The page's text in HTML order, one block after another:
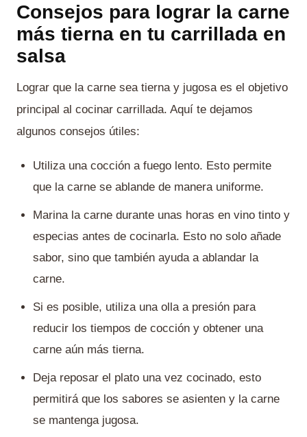
Consejos para lograr la carne
más tierna en tu carrillada en
salsa
Lograr que la carne sea tierna y jugosa es el objetivo
principal al cocinar carrillada. Aquí te dejamos
algunos consejos útiles:
Utiliza una cocción a fuego lento. Esto permite
que la carne se ablande de manera uniforme.
Marina la carne durante unas horas en vino tinto y
especias antes de cocinarla. Esto no solo añade
sabor, sino que también ayuda a ablandar la
carne.
Si es posible, utiliza una olla a presión para
reducir los tiempos de cocción y obtener una
carne aún más tierna.
Deja reposar el plato una vez cocinado, esto
permitirá que los sabores se asienten y la carne
se mantenga jugosa.